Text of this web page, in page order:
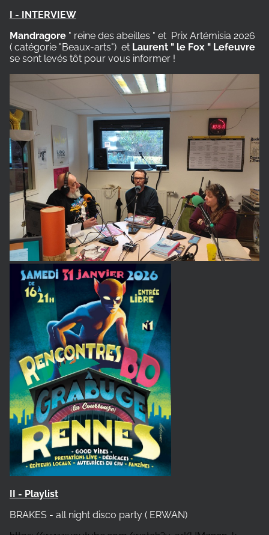
I - INTERVIEW
Mandragore " reine des abeilles " et Prix Artémisia 2026
( catégorie "Beaux-arts") et Laurent " le Fox " Lefeuvre
se sont levés tôt pour vous informer !
II - Playlist
BRAKES - all night disco party ( ERWAN)